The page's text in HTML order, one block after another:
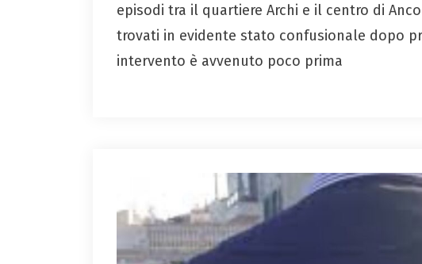
episodi tra il quartiere Archi e il centro di
trovati in evidente stato confusionale dopo
intervento è avvenuto poco prima